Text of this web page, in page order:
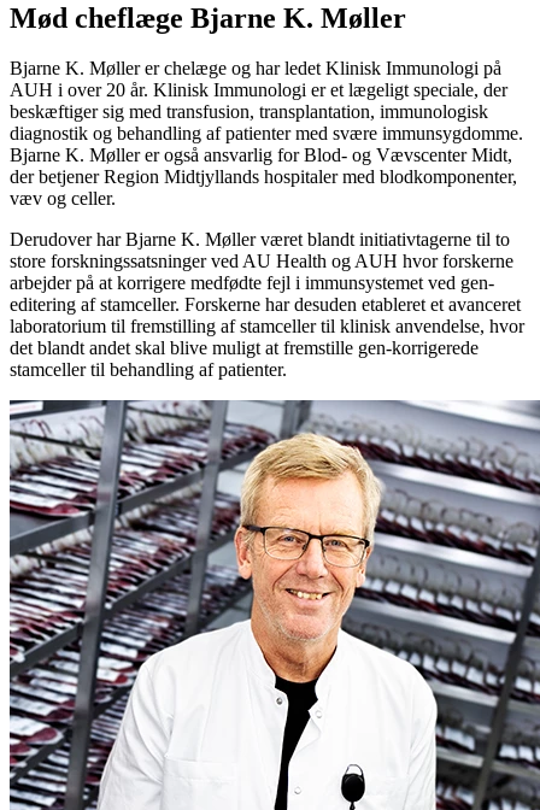
Mød cheflæge Bjarne K. Møller
Bjarne K. Møller er chelæge og har ledet Klinisk Immunologi på
AUH i over 20 år. Klinisk Immunologi er et lægeligt speciale, der
beskæftiger sig med transfusion, transplantation, immunologisk
diagnostik og behandling af patienter med svære immunsygdomme.
Bjarne K. Møller er også ansvarlig for Blod- og Vævscenter Midt,
der betjener Region Midtjyllands hospitaler med blodkomponenter,
væv og celler.
Derudover har Bjarne K. Møller været blandt initiativtagerne til to
store forskningssatsninger ved AU Health og AUH hvor forskerne
arbejder på at korrigere medfødte fejl i immunsystemet ved gen-
editering af stamceller. Forskerne har desuden etableret et avanceret
laboratorium til fremstilling af stamceller til klinisk anvendelse, hvor
det blandt andet skal blive muligt at fremstille gen-korrigerede
stamceller til behandling af patienter.